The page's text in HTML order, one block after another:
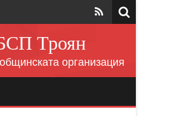
Троян
организация